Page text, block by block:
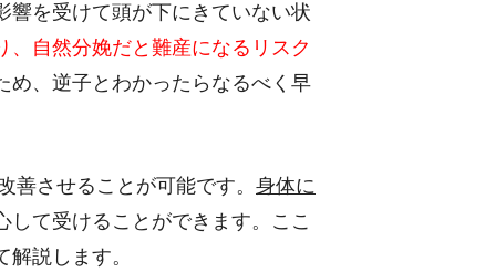
響を受けて頭が下にきていない状
自然分娩だと難産になるリスク
め、逆子とわかったらなるべく早
善させることが可能です。 身体に
して受けることができます。ここ
説します。